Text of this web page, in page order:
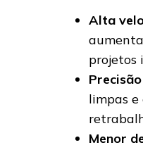
Alta
projetos
Precisão
limpas e
Menor